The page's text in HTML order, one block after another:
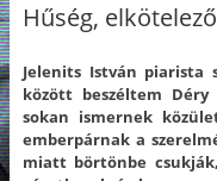
Hűség,
Jelenits István piarista
között beszéltem
sokan ismernek
emberpárnak a
miatt börtönbe